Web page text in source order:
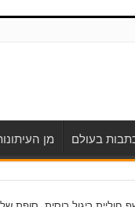
בעולם מן